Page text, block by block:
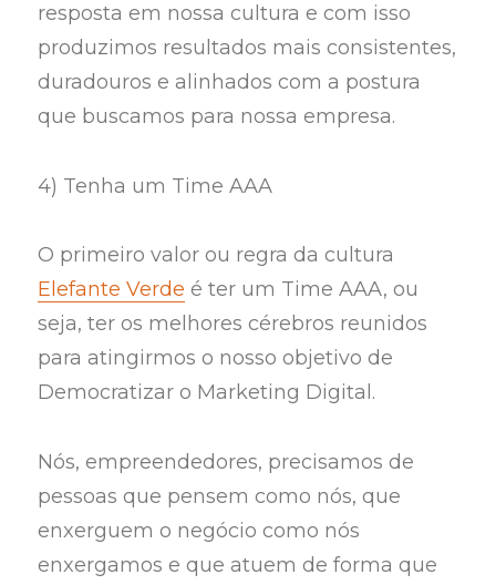
resposta em nossa cultura e com isso
produzimos resultados mais consistentes,
duradouros e alinhados com a postura
que buscamos para nossa empresa.
4) Tenha um Time AAA
O primeiro valor ou regra da cultura
Elefante Verde é ter um Time AAA, ou
seja, ter os melhores cérebros reunidos
para atingirmos o nosso objetivo de
Democratizar o Marketing Digital.
Nós, empreendedores, precisamos de
pessoas que pensem como nós, que
enxerguem o negócio como nós
enxergamos e que atuem de forma que